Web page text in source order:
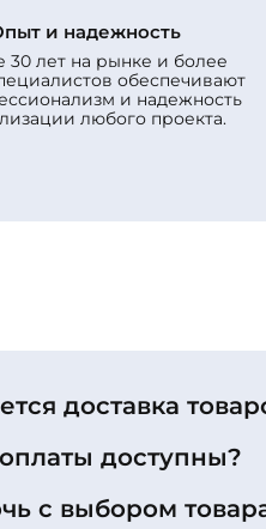
и надежность
30 лет на рынке и более
обеспечивают
и надежность
любого проекта.
доставка
доступны?
с выбором